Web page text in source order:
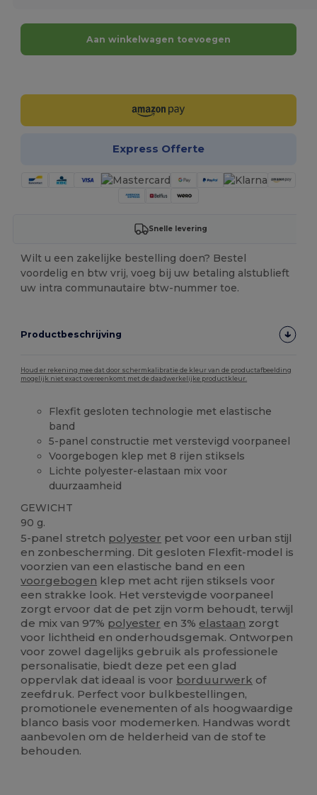
Aan winkelwagen toevoegen
Express Offerte
Snelle levering
Wilt u een zakelijke bestelling doen? Bestel
voordelig en btw vrij, voeg bij uw betaling alstublieft
uw intra communautaire btw-nummer toe.
Productbeschrijving
Houd er rekening mee dat door schermkalibratie de kleur van de productafbeelding
mogelijk niet exact overeenkomt met de daadwerkelijke productkleur.
Flexfit gesloten technologie met elastische
band
5-panel constructie met verstevigd voorpaneel
Voorgebogen klep met 8 rijen stiksels
Lichte polyester-elastaan mix voor
duurzaamheid
GEWICHT
90 g.
5-panel stretch polyester pet voor een urban stijl
en zonbescherming. Dit gesloten Flexfit-model is
voorzien van een elastische band en een
voorgebogen klep met acht rijen stiksels voor
een strakke look. Het verstevigde voorpaneel
zorgt ervoor dat de pet zijn vorm behoudt, terwijl
de mix van 97% polyester en 3% elastaan zorgt
voor lichtheid en onderhoudsgemak. Ontworpen
voor zowel dagelijks gebruik als professionele
personalisatie, biedt deze pet een glad
oppervlak dat ideaal is voor borduurwerk of
zeefdruk. Perfect voor bulkbestellingen,
promotionele evenementen of als hoogwaardige
blanco basis voor modemerken. Handwas wordt
aanbevolen om de helderheid van de stof te
behouden.